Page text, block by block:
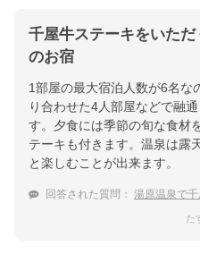
千屋牛ステーキをいた
のお宿
1部屋の最大宿泊人数が6名な
り合わせた4人部屋などで融
す。夕食には季節の旬な食材
テーキも付きます。温泉は露
と楽しむことが出来ます。
回答された質問： 湯原温泉で千屋牛
た